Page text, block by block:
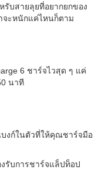
รับสายลุยที่อยากยกของ
จะหนักแค่ไหนก็ตาม
6 ชาร์จไวสุด ๆ แค่
นาที
บงก์ในตัวที่ให้คุณชาร์จมือ
งรับการชาร์จแล็ปท็อป